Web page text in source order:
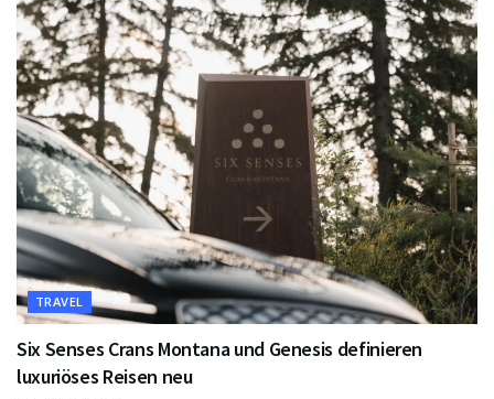
TRAVEL
Six Senses Crans Montana und Genesis definieren
luxuriöses Reisen neu